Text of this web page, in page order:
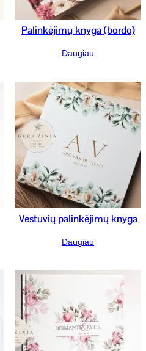
Palinkėjimų knyga (bordo)
Daugiau
Vestuvių palinkėjimų knyga
Daugiau